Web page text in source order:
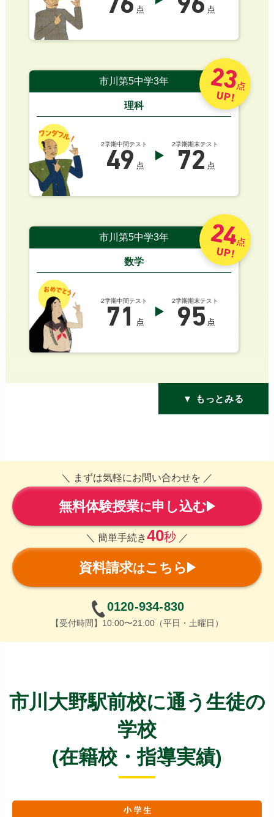
76 点 96 点
市川第5中学3年
理科
2学期中間テスト
49 点
2学期期末テスト
72 点
23点
UP!
市川第5中学3年
数学
2学期中間テスト
71 点
2学期期末テスト
95 点
24点
UP!
▼ もっとみる
＼ まずは気軽にお問い合わせを ／
無料体験授業に申し込む
＼ 簡単手続き40秒 ／
資料請求はこちら
0120-934-830
【受付時間】10:00〜21:00（平日・土曜日）
市川大野駅前校に通う生徒の
学校
(在籍校・指導実績)